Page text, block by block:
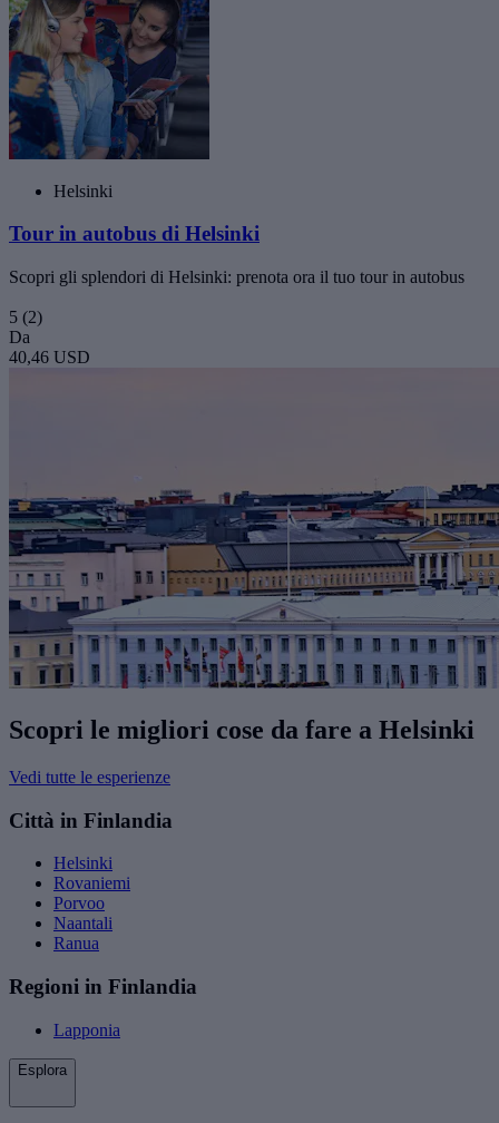
Helsinki
Tour in autobus di Helsinki
Scopri gli splendori di Helsinki: prenota ora il tuo tour in autobus
5 (2)
Da
40,46 USD
Scopri le migliori cose da fare a Helsinki
Vedi tutte le esperienze
Città in Finlandia
Helsinki
Rovaniemi
Porvoo
Naantali
Ranua
Regioni in Finlandia
Lapponia
Esplora